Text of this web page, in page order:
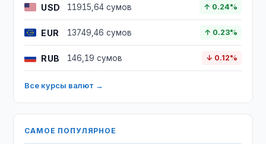
USD 11915,64 сумов ↑ 0.24%
EUR 13749,46 сумов ↑ 0.23%
RUB 146,19 сумов ↓ 0.12%
Все курсы валют →
САМОЕ ПОПУЛЯРНОЕ